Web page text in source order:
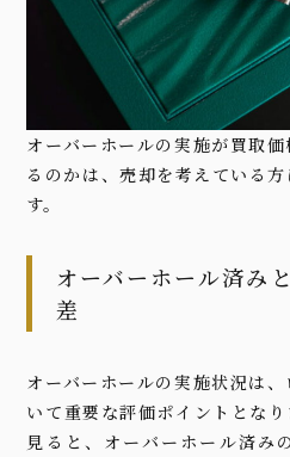
オーバーホールの実施が買取
るのかは、売却を考えている
す。
オーバーホール済み
差
オーバーホールの実施状況は
いて重要な評価ポイントとな
見ると、オーバーホール済み